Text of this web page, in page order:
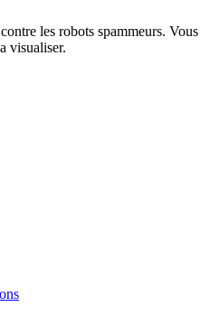
les robots spammeurs. Vous
visualiser.